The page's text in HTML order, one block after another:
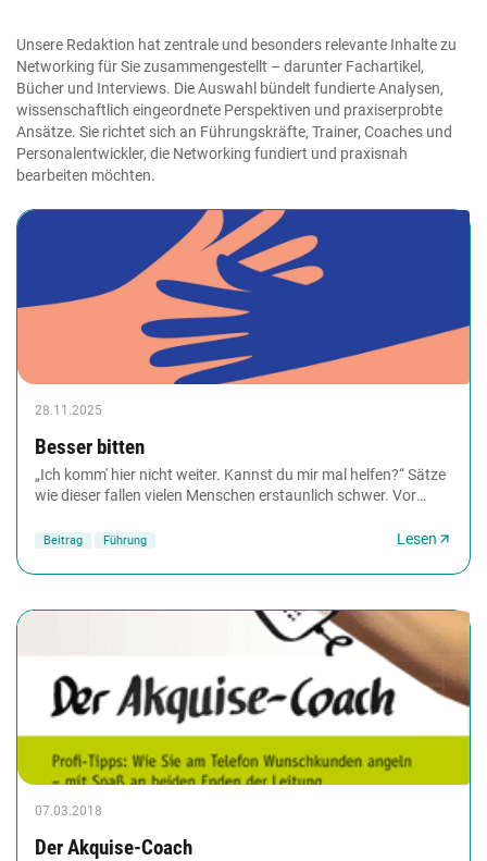
Unsere Redaktion hat zentrale und besonders relevante Inhalte zu
Networking für Sie zusammengestellt – darunter Fachartikel,
Bücher und Interviews. Die Auswahl bündelt fundierte Analysen,
wissenschaftlich eingeordnete Perspektiven und praxiserprobte
Ansätze. Sie richtet sich an Führungskräfte, Trainer, Coaches und
Personalentwickler, die Networking fundiert und praxisnah
bearbeiten möchten.
28.11.2025
Besser bitten
„Ich komm' hier nicht weiter. Kannst du mir mal helfen?“ Sätze
wie dieser fallen vielen Menschen erstaunlich schwer. Vor
Beitrag Führung Lesen
07.03.2018
Der Akquise-Coach